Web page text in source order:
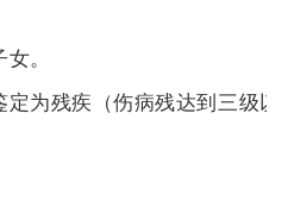
。
为残疾（伤病残达到三级以